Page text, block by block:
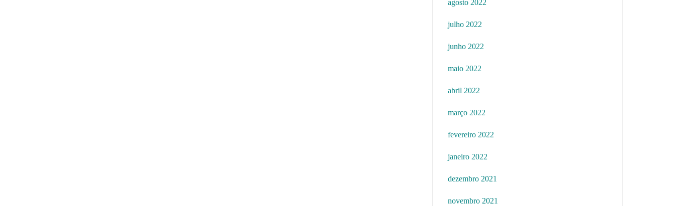
agosto 2022
julho 2022
junho 2022
maio 2022
abril 2022
março 2022
fevereiro 2022
janeiro 2022
dezembro 2021
novembro 2021